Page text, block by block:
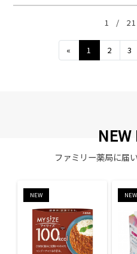
1 /
« Previous
1 2 3
NEW
ファミリー薬局に届
NEW NEW